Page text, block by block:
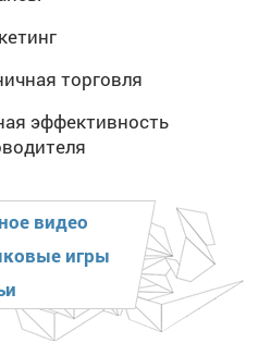
торговля
эффективность
видео
игры